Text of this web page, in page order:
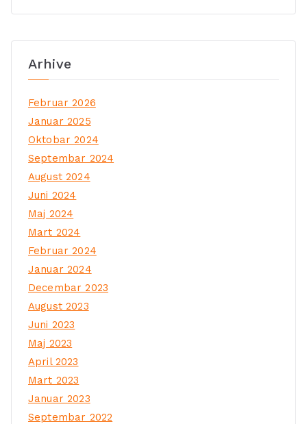
Arhive
Februar 2026
Januar 2025
Oktobar 2024
Septembar 2024
August 2024
Juni 2024
Maj 2024
Mart 2024
Februar 2024
Januar 2024
Decembar 2023
August 2023
Juni 2023
Maj 2023
April 2023
Mart 2023
Januar 2023
Septembar 2022